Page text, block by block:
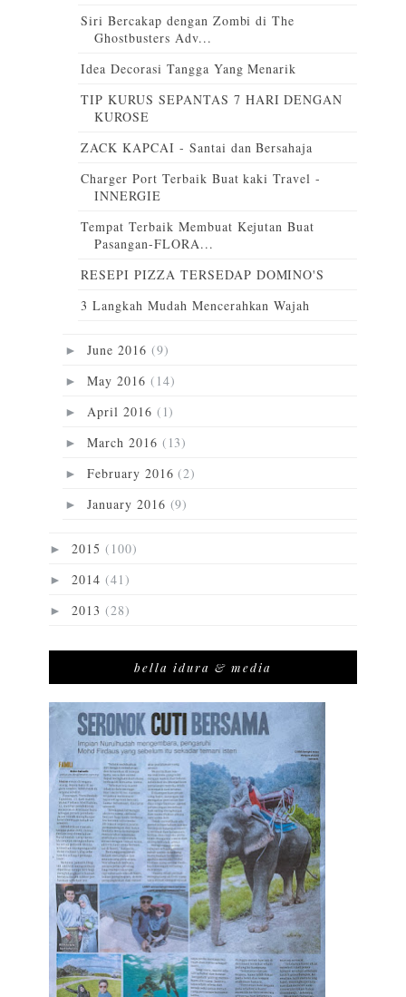
Siri Bercakap dengan Zombi di The
Ghostbusters Adv...
Idea Decorasi Tangga Yang Menarik
TIP KURUS SEPANTAS 7 HARI DENGAN
KUROSE
ZACK KAPCAI - Santai dan Bersahaja
Charger Port Terbaik Buat kaki Travel -
INNERGIE
Tempat Terbaik Membuat Kejutan Buat
Pasangan-FLORA...
RESEPI PIZZA TERSEDAP DOMINO'S
3 Langkah Mudah Mencerahkan Wajah
► June 2016 (9)
► May 2016 (14)
► April 2016 (1)
► March 2016 (13)
► February 2016(2)
► January 2016 (9)
► 2015 (100)
► 2014 (41)
► 2013 (28)
bella idura & media